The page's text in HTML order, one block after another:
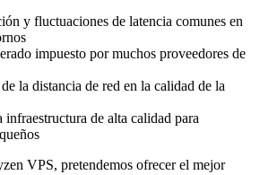
y fluctuaciones de latencia comunes en
impuesto por muchos proveedores de
la distancia de red en la calidad de la
de alta calidad para
VPS, pretendemos ofrecer el mejor